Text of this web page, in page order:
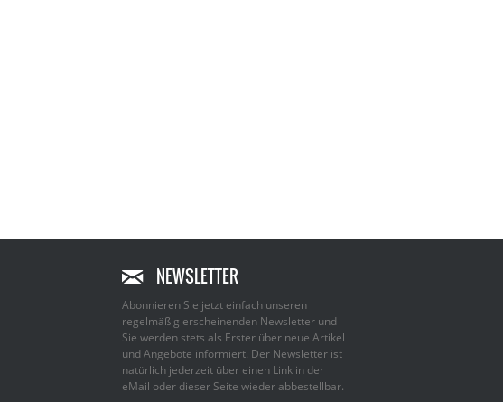
NEWSLETTER
Abonnieren Sie jetzt einfach unseren
regelmäßig erscheinenden Newsletter und
Sie werden stets als Erster über neue Artikel
und Angebote informiert. Der Newsletter ist
natürlich jederzeit über einen Link in der
eMail oder dieser Seite wieder abbestellbar.